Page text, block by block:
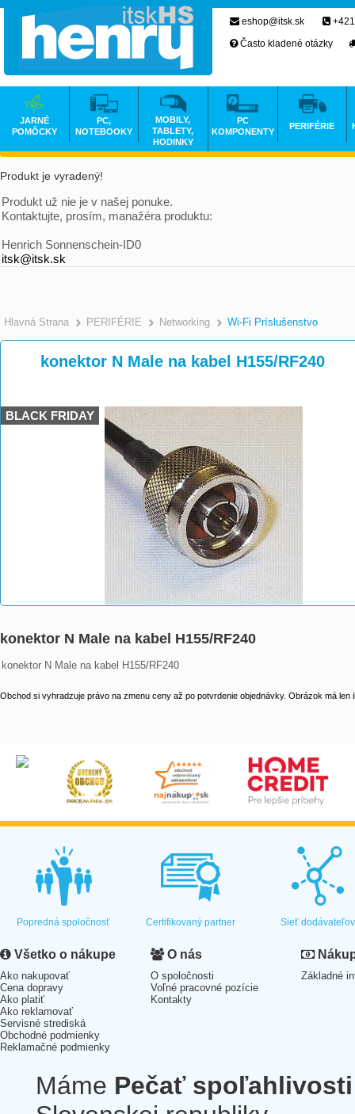
Produkt je vyradený!
Produkt už nie je v našej ponuke.
Kontaktujte, prosím, manažéra produktu:
Henrich Sonnenschein-ID0
itsk@itsk.sk
Hlavná Strana >
PERIFÉRIE >
Networking >
Wi-Fi Príslušenstvo
konektor N Male na kabel H155/RF240
BLACK FRIDAY
konektor N Male na kabel H155/RF240
konektor N Male na kabel H155/RF240
Obchod si vyhradzuje právo na zmenu ceny až po potvrdenie objednávky. Obrázok má len
eshop@itsk.sk
Často kladené otázky
JARNÉ
POMÔCKY
PC,
NOTEBOOKY
MOBILY,
TABLETY,
HODINKY
PC
KOMPONENTY
PERIFÉRIE
Popredná spoločnosť Certifikovaný partner Sieť dodávateľov
Všetko o nákupe
Ako nakupovať
Cena dopravy
Ako platiť
Ako reklamovať
Servisné strediská
Obchodné podmienky
Reklamačné podmienky
O nás
O spoločnosti
Voľné pracovné pozície
Kontakty
Základné
Máme Pečať spoľahlivosti